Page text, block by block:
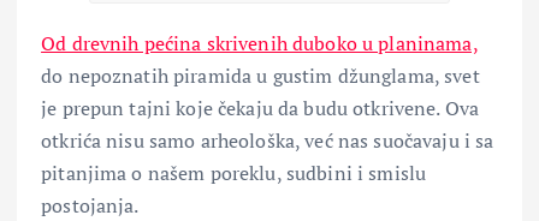
Od drevnih pećina skrivenih duboko u planinama,
do nepoznatih piramida u gustim džunglama, svet
je prepun tajni koje čekaju da budu otkrivene. Ova
otkrića nisu samo arheološka, već nas suočavaju i sa
pitanjima o našem poreklu, sudbini i smislu
postojanja.